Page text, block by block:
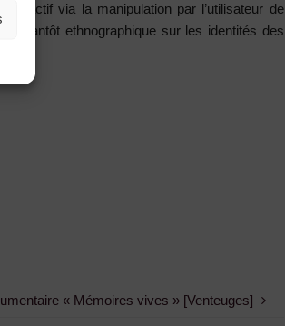
via la manipulation par l’utilisateur de
tantôt ethnographique sur les identités des
« Mémoires vives » [Venteuges]